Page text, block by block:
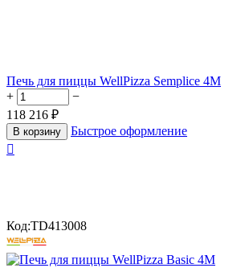
Печь для пиццы WellPizza Semplice 4M
+
−
118 216 ₽
В корзину
Быстрое оформление

Код:TD413008